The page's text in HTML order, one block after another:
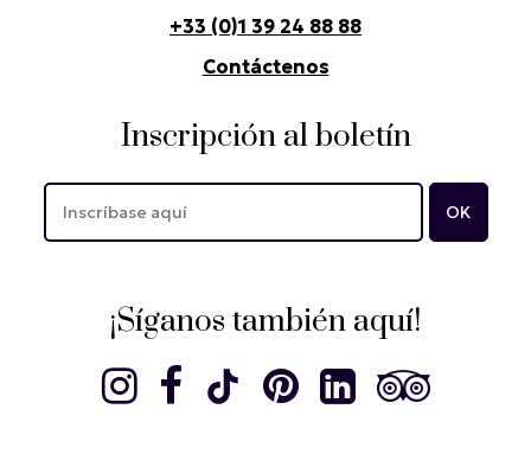
+33 (0)1 39 24 88 88
Contáctenos
Inscripción al boletín
¡Síganos también aquí!